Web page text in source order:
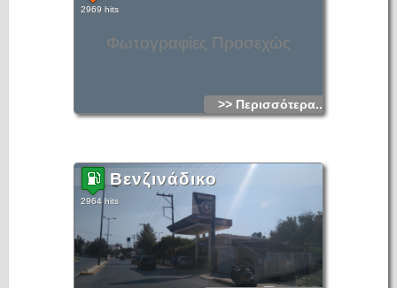
Φωτογραφίες Προσεχώς
2969 hits
>> Περισσότερα...
Βενζινάδικο
2964 hits